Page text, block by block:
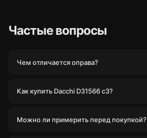
Частые вопросы
Чем отличается оправа?
Как купить Dacchi D31566 c3?
Можно ли примерить перед покупкой?